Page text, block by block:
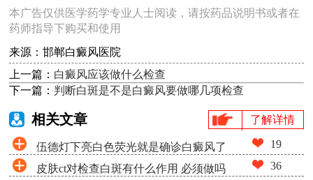
本广告仅供医学药学专业人士阅读，请按药品说明书或者在
药师指导下购买和使用
来源：邯郸白癜风医院
上一篇： 白癜风应该做什么检查
下一篇： 判断白斑是不是白癜风要做哪几项检查
相关文章 了解详情
伍德灯下亮白色荧光就是确诊白癜风了
吗
19
皮肤ct对检查白斑有什么作用 必须做吗 36